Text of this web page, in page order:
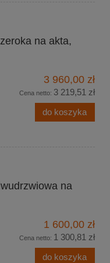
na akta,
3 960,00 zł
Cena netto: 3 219,51 zł
do koszyka
na
1 600,00 zł
Cena netto: 1 300,81 zł
do koszyka